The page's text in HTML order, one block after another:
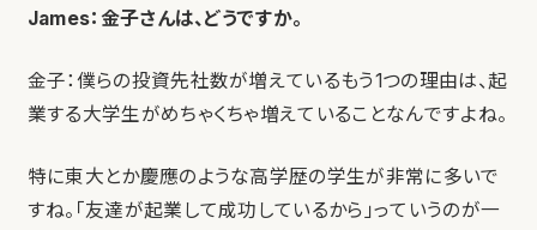
James：金子さんは、どうですか。
金子：僕らの投資先社数が増えているもう1つの理由は、起
業する大学生がめちゃくちゃ増えていることなんですよね。
特に東大とか慶應のような高学歴の学生が非常に多いで
すね。「友達が起業して成功しているから」っていうのが一